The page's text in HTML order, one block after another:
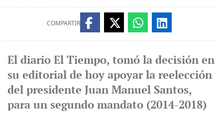
COMPARTIR
El diario El Tiempo, tomó la decisión en
su editorial de hoy apoyar la reelección
del presidente Juan Manuel Santos,
para un segundo mandato (2014-2018)